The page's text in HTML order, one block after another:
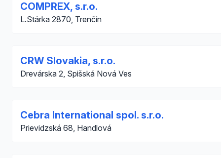
COMPREX, s.r.o.
L.Stárka 2870, Trenčín
CRW Slovakia, s.r.o.
Drevárska 2, Spišská Nová Ves
Cebra International spol. s.r.o.
Prievidzská 68, Handlová